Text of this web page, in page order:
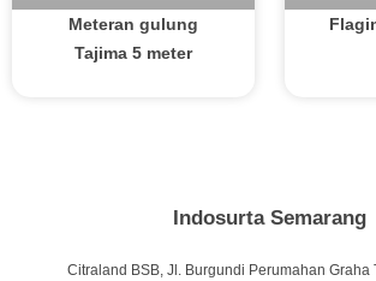
Meteran gulung
Tajima 5 meter
Indosurta Semarang
Citraland BSB, Jl. Burgundi Perumahan Graha